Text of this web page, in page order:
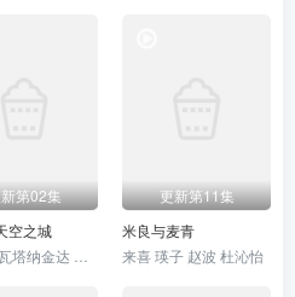
第02集
空之城
更新第11集
米良与麦青
来喜 瑛子 赵波 杜沁怡